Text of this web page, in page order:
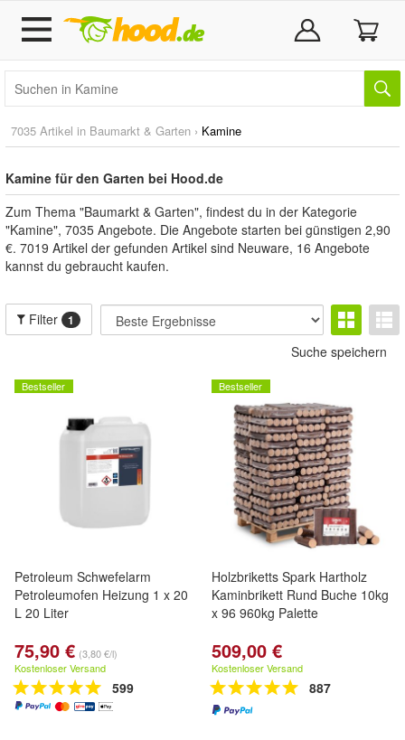
7035 Artikel in Baumarkt & Garten › Kamine
Kamine für den Garten bei Hood.de
Zum Thema "Baumarkt & Garten", findest du in der Kategorie
"Kamine", 7035 Angebote. Die Angebote starten bei günstigen 2,90
€. 7019 Artikel der gefunden Artikel sind Neuware, 16 Angebote
kannst du gebraucht kaufen.
Filter 1
Suche speichern
Bestseller
Petroleum Schwefelarm
Petroleumofen Heizung 1 x 20
L 20 Liter
75,90 € (3,80 €/l)
Kostenloser Versand
599
Bestseller
Holzbriketts Spark Hartholz
Kaminbrikett Rund Buche 10kg
x 96 960kg Palette
509,00 €
Kostenloser Versand
887